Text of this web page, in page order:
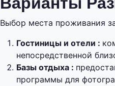
Выбор места проживания
Гостиницы и отели :
непосредственной
Базы отдыха :
программы для